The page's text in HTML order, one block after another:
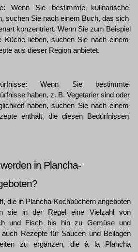
Wenn Sie bestimmte kulinarische
suchen Sie nach einem Buch, das sich
konzentriert. Wenn Sie zum Beispiel
Küche lieben, suchen Sie nach einem
aus dieser Region anbietet.
Wenn Sie bestimmte
haben, z. B. Vegetarier sind oder
haben, suchen Sie nach einem
enthält, die diesen Bedürfnissen
in Plancha-
die in Plancha-Kochbüchern angeboten
sie in der Regel eine Vielzahl von
und Fisch bis hin zu Gemüse und
Rezepte für Saucen und Beilagen
zu ergänzen, die à la Plancha